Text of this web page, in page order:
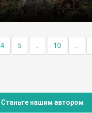
4 5 10
Станьте нашим автором